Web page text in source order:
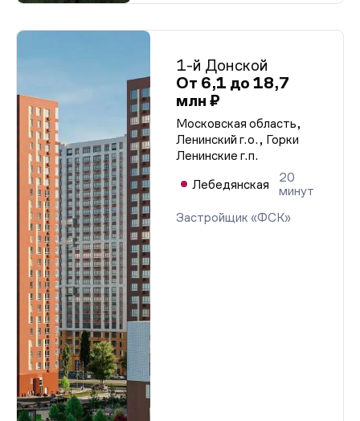
1-й Донской
От 6,1 до 18,7
млн ₽
Московская область,
Ленинский г.о., Горки
Ленинские г.п.
Лебедянская
20
минут
Застройщик «ФСК»